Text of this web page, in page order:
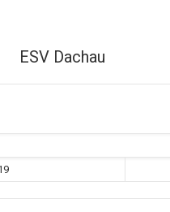
ESV Dachau